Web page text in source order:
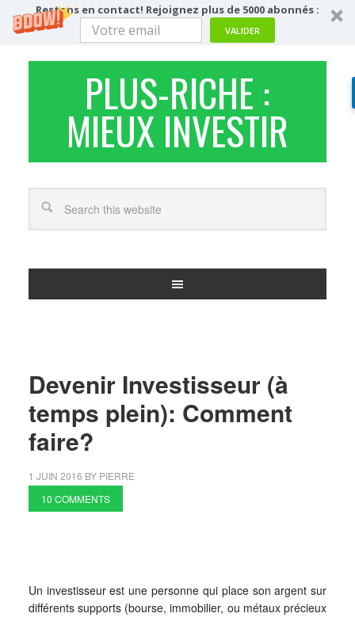
Restons en contact! Rejoignez plus de 5000 abonnés :
VALIDER
PLUS-RICHE :
MIEUX INVESTIR
Devenir Investisseur (à
temps plein): Comment
faire?
1 JUIN 2016 BY PIERRE
10 COMMENTS
Un investisseur est une personne qui place son argent sur
différents supports (bourse, immobilier, ou métaux précieux